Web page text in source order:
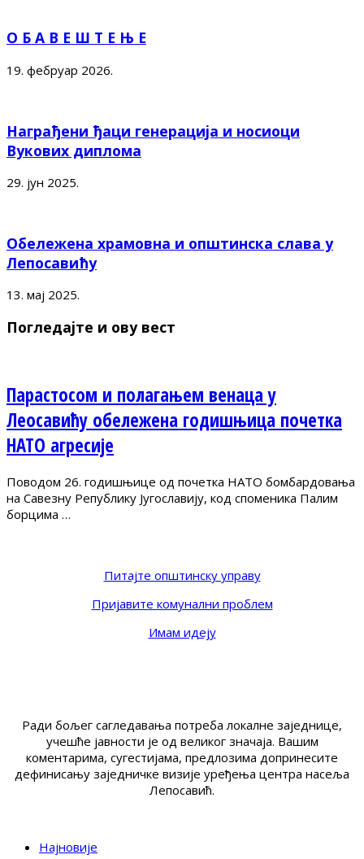
О Б А В Е Ш Т Е Њ Е
19. фебруар 2026.
Награђени ђаци генерација и носиоци
Вукових диплома
29. јун 2025.
Обележена храмовна и општинска слава у
Лепосавићу
13. мај 2025.
Погледајте и ову вест
Парастосом и полагањем венаца у
Леосавићу обележена годишњица почетка
НАТО агресије
Поводом 26. годишњице од почетка НАТО бомбардовања
на Савезну Републику Југославију, код споменика Палим
борцима …
Питајте општинску управу
Пријавите комунални проблем
Имам идеју
Ради бољег сагледавања потреба локалне заједнице,
учешће јавности је од великог значаја. Вашим
коментарима, сугестијама, предлозима допринесите
дефинисању заједничке визије уређења центра насеља
Лепосавић.
Најновије